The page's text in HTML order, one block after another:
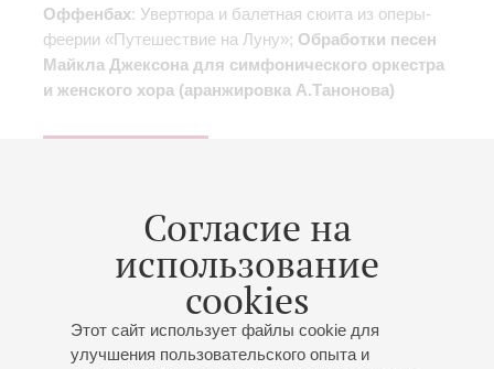
Согласие на
использование
cookies
Этот сайт использует файлы cookie для
улучшения пользовательского опыта и
Оффенбах: Увертюра и балетная сюита из оперы-
феерии «Путешествие на Луну»; Обработки песен
Майкла Джексона для симфонического оркестра
и женского хора (аранжировка А.Танонова)
марта,2027 19:00 Ср
Вечер музыки для флейты и
арфы